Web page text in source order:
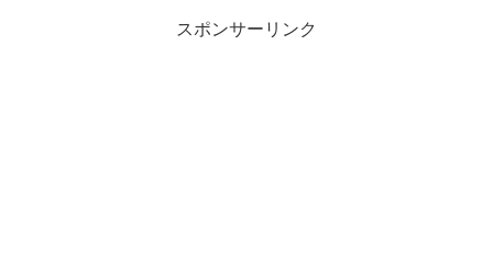
スポンサーリンク